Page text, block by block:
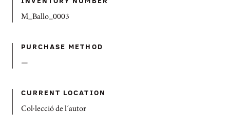
M_Ballo_0003
PURCHASE METHOD
—
CURRENT LOCATION
Col·lecció de l´autor